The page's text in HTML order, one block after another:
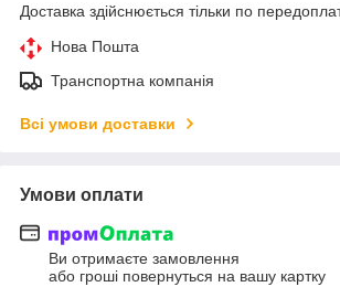
Доставка здійснюється тільки по
Нова Пошта
Транспортна компанія
Всі умови доставки
Умови оплати
Ви отримаєте замовлення
або гроші повернуться на вашу картку